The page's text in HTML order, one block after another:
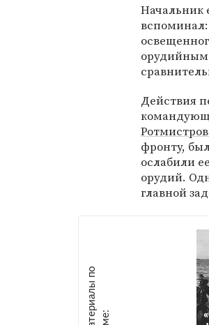
Начальник
орудийным
Действия
фронту,
ослабили
орудий.
главной
М
а
т
р
и
а
л
ы
п
о
т
е
м
е